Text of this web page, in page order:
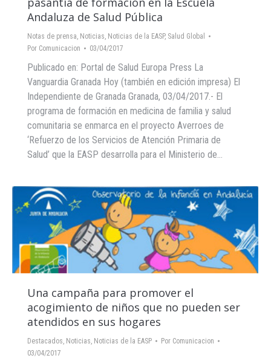
Andaluza de Salud Pública
Notas de prensa, Noticias, Noticias de la EASP, Salud Global
Por Comunicacion 03/04/2017
Publicado en: Portal de Salud Europa Press La
Vanguardia Granada Hoy (también en edición impresa) El
Independiente de Granada Granada, 03/04/2017.- El
programa de formación en medicina de familia y salud
comunitaria se enmarca en el proyecto Averroes de
‘Refuerzo de los Servicios de Atención Primaria de
Salud’ que la EASP desarrolla para el Ministerio de…
Una campaña para promover el
acogimiento de niños que no pueden ser
atendidos en sus hogares
Destacados, Noticias, Noticias de la EASP Por Comunicacion
03/04/2017